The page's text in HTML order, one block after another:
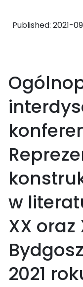
Published: 2021-
w
XX oraz
2021